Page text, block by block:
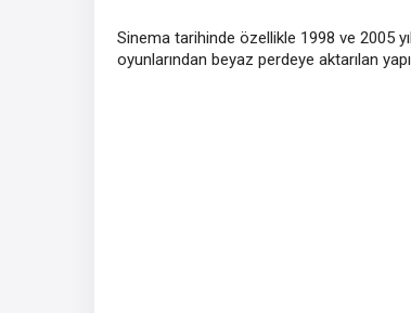
Sinema tarihinde özellikle 1998 ve 2005
oyunlarından beyaz perdeye aktarılan